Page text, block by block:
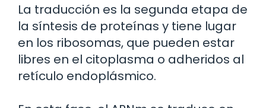
La traducción es la segunda etapa de
la síntesis de proteínas y tiene lugar
en los ribosomas, que pueden estar
libres en el citoplasma o adheridos al
retículo endoplásmico.